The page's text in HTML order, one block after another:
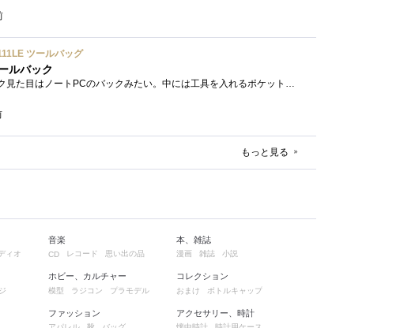
ツールバッグ
ルバック
クニペックスのツールバック見た目はノートPCのバックみたい。中には工具を入れるポケットや工具を固定するゴムバンドが付いています。
もっと見る
ィオ
音楽
CD レコード 思い出の品
ホビー、カルチャー
模型 ラジコン プラモデル
ファッション
本、雑誌
漫画 雑誌 小説
コレクション
おまけ ボトルキャップ
アクセサリー、時計